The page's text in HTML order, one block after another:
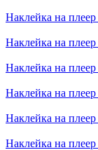
Наклейка на плеер
Наклейка на плеер
Наклейка на плеер
Наклейка на плеер
Наклейка на плеер
Наклейка на плеер